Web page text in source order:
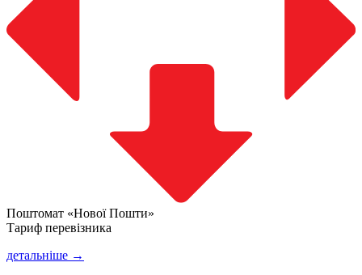
Поштомат «Нової Пошти»
Тариф перевізника
детальніше →